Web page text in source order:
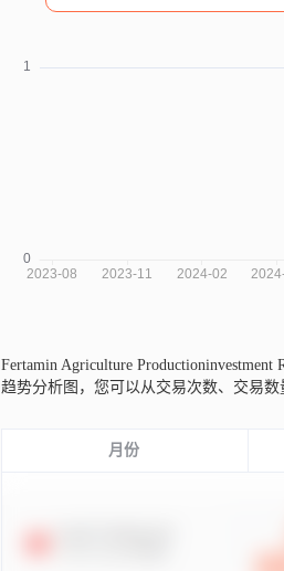
Fertamin Agriculture Productioninvestment
趋势分析图，您可以从交易次数、交易
月份